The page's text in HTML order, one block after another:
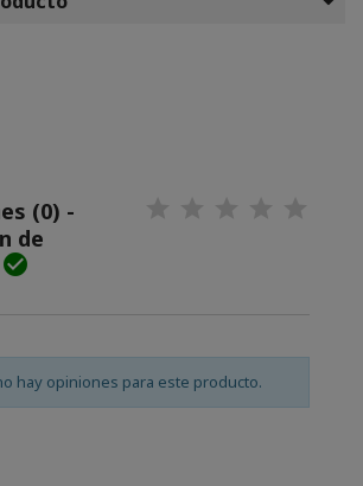
(0) -
de

hay opiniones para este producto.